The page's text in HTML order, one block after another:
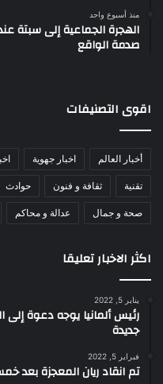
منذ أسبوع واحد
الهجرة الجماعية إلى سبتة
صدمة الواقع
اقوى التصنيفات
أخبار العالم اخبار جهوية
تقنية ثقافة و فنون حوادث
صحة و جمال عدالة و محاكم
اكثر الاخبار تعليقا
يناير 5, 2022
رئيس ألمانيا يوجه دعوة
جديدة
فبراير 5, 2022
تم انقاد ريان المعجزة بعد